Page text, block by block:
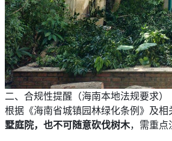
二、合规性提醒（海南本地法规要求）
根据《海南省城镇园林绿化条例》及相
墅庭院，也不可随意砍伐树木，需重点